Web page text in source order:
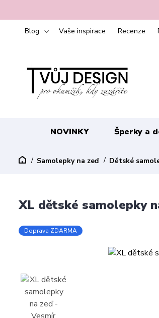
Blog Vaše inspirace Recenze
NOVINKY Šperky a
Samolepky na zeď Dětské
XL dětské samolepky
Doprava ZDARMA